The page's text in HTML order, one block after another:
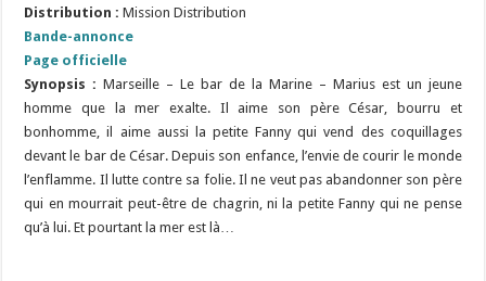
Distribution : Mission Distribution
Bande-annonce
Page officielle
Synopsis :Marseille – Le bar de la Marine – Marius est un jeune
homme que la mer exalte. Il aime son père César, bourru et
bonhomme, il aime aussi la petite Fanny qui vend des coquillages
devant le bar de César. Depuis son enfance, l’envie de courir le monde
l’enflamme. Il lutte contre sa folie. Il ne veut pas abandonner son père
qui en mourrait peut-être de chagrin, ni la petite Fanny qui ne pense
qu’à lui. Et pourtant la mer est là…